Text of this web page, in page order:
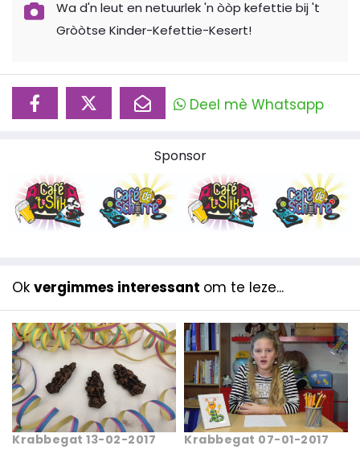
Wa d'n leut en netuurlek 'n òòp kefettie bij 't
Gròòtse Kinder-Kefettie-Kesert!
Deel mè Whatsapp
Sponsor
Ok vergimmes interessant om te leze...
Krabbegat 13-02-2017 Krabbegat 07-01-2017